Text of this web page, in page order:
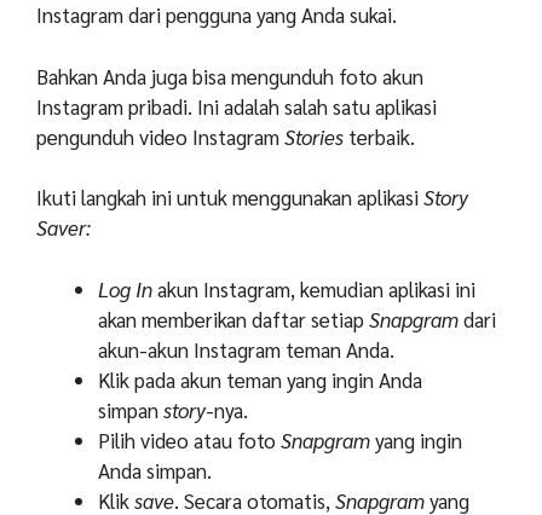
Instagram dari pengguna yang Anda sukai.
Bahkan Anda juga bisa mengunduh foto akun
Instagram pribadi. Ini adalah salah satu aplikasi
pengunduh video InstagramStories terbaik.
Ikuti langkah ini untuk menggunakan aplikasiStory
Saver:
Log Inakun Instagram, kemudian aplikasi ini
akan memberikan daftar setiap Snapgramdari
akun-akun Instagram teman Anda.
Klik pada akun teman yang ingin Anda
simpanstory-nya.
Pilih video atau fotoSnapgramyang ingin
Anda simpan.
Kliksave. Secara otomatis, Snapgramyang